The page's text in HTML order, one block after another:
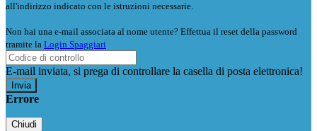
all'indirizzo indicato con le istruzioni necessarie.
Non hai una e-mail associata al nome utente? Effettua il reset della password
tramite la Login Spaggiari
E-mail inviata, si prega di controllare la casella di posta elettronica!
Errore
Chiudi